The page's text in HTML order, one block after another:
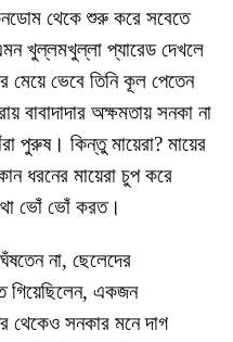
থেকে শুরু করে সবেতে
খুল্লমখুল্লা প্যারেড দেখলে
মেয়ে ভেবে তিনি কূল পেতেন
বাবাদাদার অক্ষমতায় সনকা না
পুরুষ। কিন্তু মায়েরা? মায়ের
ধরনের মায়েরা চুপ করে
ভোঁ ভোঁ করত।
না, ছেলেদের
গিয়েছিলেন, একজন
থেকেও সনকার মনে দাগ